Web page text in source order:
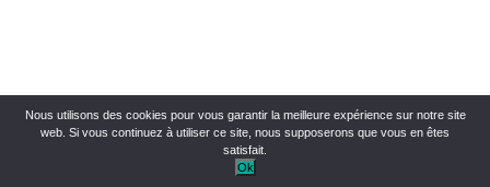
Nous utilisons des cookies pour vous garantir la meilleure expérience sur notre site
web. Si vous continuez à utiliser ce site, nous supposerons que vous en êtes
satisfait.
Ok